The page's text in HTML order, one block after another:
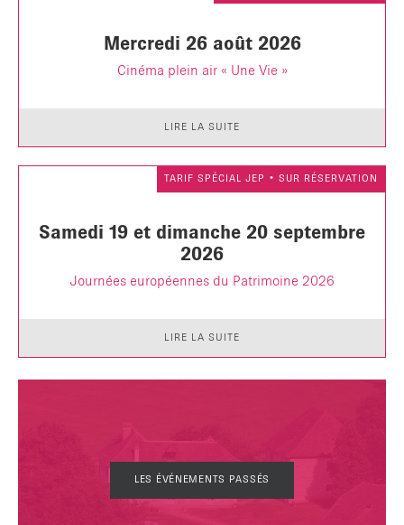
Mercredi 26 août 2026
Cinéma plein air « Une Vie »
LIRE LA SUITE
TARIF SPÉCIAL JEP • SUR RÉSERVATION
Samedi 19 et dimanche 20 septembre
2026
Journées européennes du Patrimoine 2026
LIRE LA SUITE
LES ÉVÉNEMENTS PASSÉS